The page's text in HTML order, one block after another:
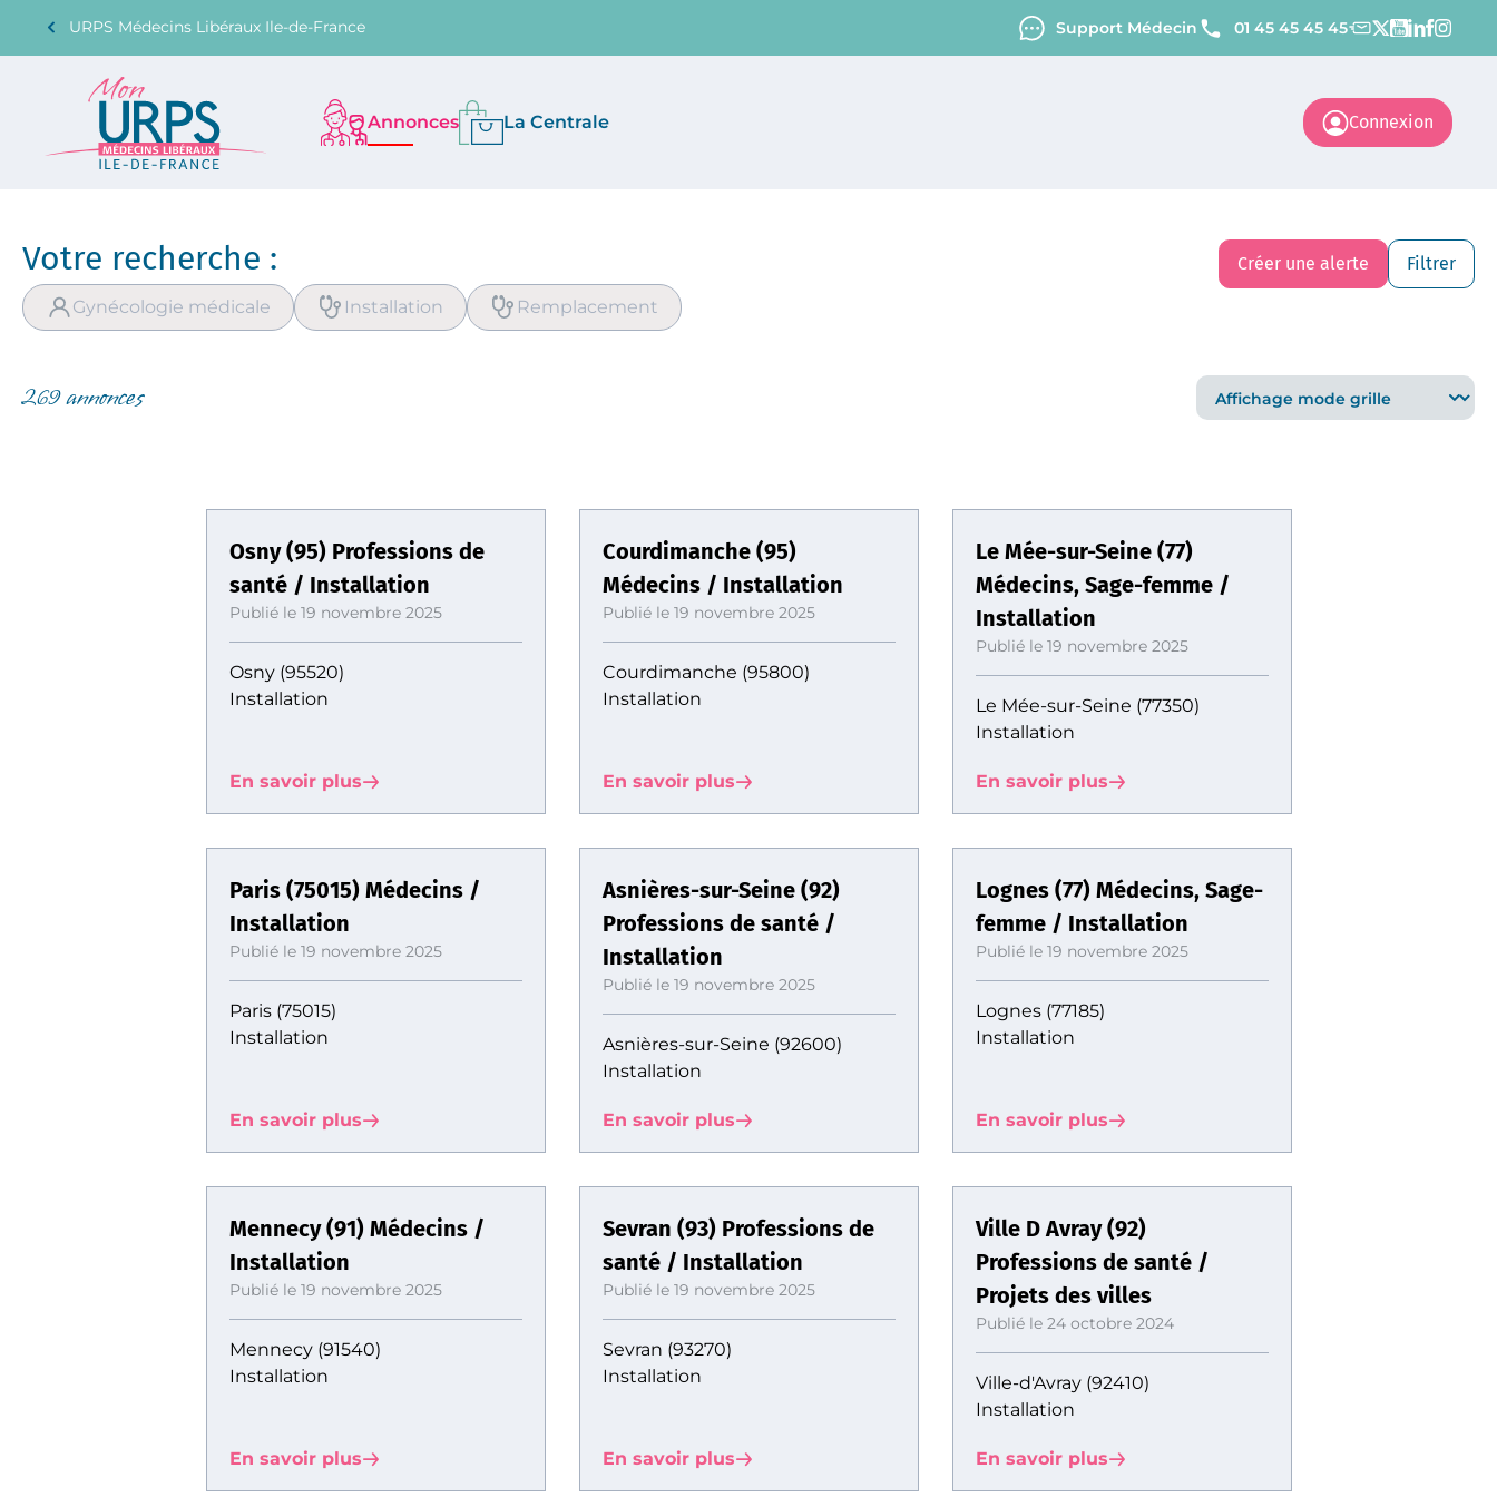
URPS Médecins Libéraux Ile-de-France Support Médecin 01 45 45 45 45
Annonces La Centrale Connexion
Votre recherche :
Gynécologie médicale Installation Remplacement
Créer une alerte Filtrer
269 annonces
Osny (95) Professions de
santé / Installation
Publié le 19 novembre 2025
Osny (95520)
Installation
En savoir plus
Courdimanche (95)
Médecins / Installation
Publié le 19 novembre 2025
Courdimanche (95800)
Installation
En savoir plus
Le Mée-sur-Seine (77)
Médecins, Sage-femme /
Installation
Publié le 19 novembre 2025
Le Mée-sur-Seine (77350)
Installation
En savoir plus
Paris (75015) Médecins /
Installation
Publié le 19 novembre 2025
Paris (75015)
Installation
En savoir plus
Asnières-sur-Seine (92)
Professions de santé /
Installation
Publié le 19 novembre 2025
Asnières-sur-Seine (92600)
Installation
En savoir plus
Lognes (77) Médecins, Sage-
femme / Installation
Publié le 19 novembre 2025
Lognes (77185)
Installation
En savoir plus
Mennecy (91) Médecins /
Installation
Publié le 19 novembre 2025
Mennecy (91540)
Installation
En savoir plus
Sevran (93) Professions de
santé / Installation
Publié le 19 novembre 2025
Sevran (93270)
Installation
En savoir plus
Ville D Avray (92)
Professions de santé /
Projets des villes
Publié le 24 octobre 2024
Ville-d'Avray (92410)
Installation
En savoir plus